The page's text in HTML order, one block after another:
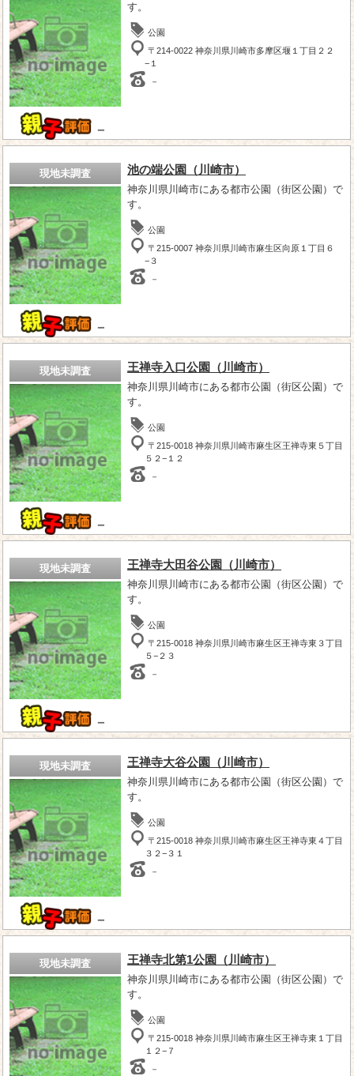
－
す。
公園
〒214-0022 神奈川県川崎市多摩区堰１丁目２２
−１
－
現地未調査
－
池の端公園（川崎市）
神奈川県川崎市にある都市公園（街区公園）で
す。
公園
〒215-0007 神奈川県川崎市麻生区向原１丁目６
−３
－
現地未調査
－
王禅寺入口公園（川崎市）
神奈川県川崎市にある都市公園（街区公園）で
す。
公園
〒215-0018 神奈川県川崎市麻生区王禅寺東５丁目
５２−１２
－
現地未調査
－
王禅寺大田谷公園（川崎市）
神奈川県川崎市にある都市公園（街区公園）で
す。
公園
〒215-0018 神奈川県川崎市麻生区王禅寺東３丁目
５−２３
－
現地未調査
－
王禅寺大谷公園（川崎市）
神奈川県川崎市にある都市公園（街区公園）で
す。
公園
〒215-0018 神奈川県川崎市麻生区王禅寺東４丁目
３２−３１
－
現地未調査 王禅寺北第1公園（川崎市）
神奈川県川崎市にある都市公園（街区公園）で
す。
公園
〒215-0018 神奈川県川崎市麻生区王禅寺東１丁目
１２−７
－